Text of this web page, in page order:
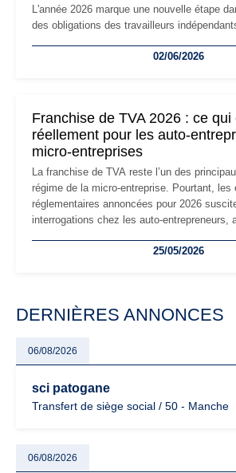
L'année 2026 marque une nouvelle étape
des obligations des travailleurs
les auto-entrepreneurs devront s'adapter à
02/06/2026
Franchise de TVA 2026 : ce qui
réellement pour les auto-
micro-entreprises
La franchise de TVA reste l’un des
régime de la micro-entreprise. Pourtant, les
réglementaires annoncées pour 2026
interrogations chez les auto-entrepreneurs,
facturation ou risque de bascule vers la
25/05/2026
DERNIÈRES ANNONCES
06/08/2026
sci patogane
Transfert de siège social / 50 - Manche
06/08/2026